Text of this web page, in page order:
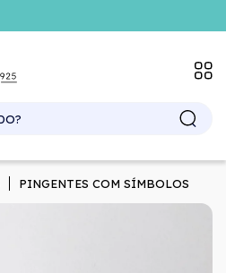
PINGENTES COM SÍMBOLOS